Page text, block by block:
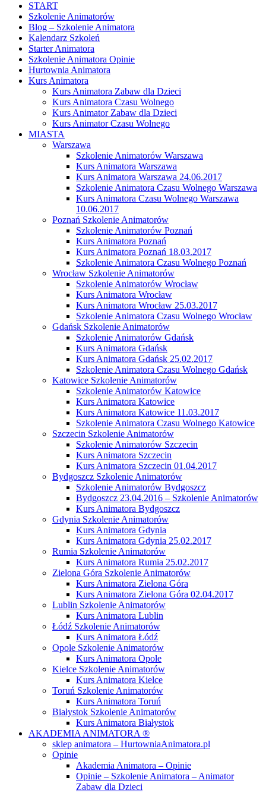
START
Szkolenie Animatorów
Blog – Szkolenie Animatora
Kalendarz Szkoleń
Starter Animatora
Szkolenie Animatora Opinie
Hurtownia Animatora
Kurs Animatora
Kurs Animatora Zabaw dla Dzieci
Kurs Animatora Czasu Wolnego
Kurs Animator Zabaw dla Dzieci
Kurs Animator Czasu Wolnego
MIASTA
Warszawa
Szkolenie Animatorów Warszawa
Kurs Animatora Warszawa
Kurs Animatora Warszawa 24.06.2017
Szkolenie Animatora Czasu Wolnego Warszawa
Kurs Animatora Czasu Wolnego Warszawa
10.06.2017
Poznań Szkolenie Animatorów
Szkolenie Animatorów Poznań
Kurs Animatora Poznań
Kurs Animatora Poznań 18.03.2017
Szkolenie Animatora Czasu Wolnego Poznań
Wrocław Szkolenie Animatorów
Szkolenie Animatorów Wrocław
Kurs Animatora Wrocław
Kurs Animatora Wrocław 25.03.2017
Szkolenie Animatora Czasu Wolnego Wrocław
Gdańsk Szkolenie Animatorów
Szkolenie Animatorów Gdańsk
Kurs Animatora Gdańsk
Kurs Animatora Gdańsk 25.02.2017
Szkolenie Animatora Czasu Wolnego Gdańsk
Katowice Szkolenie Animatorów
Szkolenie Animatorów Katowice
Kurs Animatora Katowice
Kurs Animatora Katowice 11.03.2017
Szkolenie Animatora Czasu Wolnego Katowice
Szczecin Szkolenie Animatorów
Szkolenie Animatorów Szczecin
Kurs Animatora Szczecin
Kurs Animatora Szczecin 01.04.2017
Bydgoszcz Szkolenie Animatorów
Szkolenie Animatorów Bydgoszcz
Bydgoszcz 23.04.2016 – Szkolenie Animatorów
Kurs Animatora Bydgoszcz
Gdynia Szkolenie Animatorów
Kurs Animatora Gdynia
Kurs Animatora Gdynia 25.02.2017
Rumia Szkolenie Animatorów
Kurs Animatora Rumia 25.02.2017
Zielona Góra Szkolenie Animatorów
Kurs Animatora Zielona Góra
Kurs Animatora Zielona Góra 02.04.2017
Lublin Szkolenie Animatorów
Kurs Animatora Lublin
Łódź Szkolenie Animatorów
Kurs Animatora Łódź
Opole Szkolenie Animatorów
Kurs Animatora Opole
Kielce Szkolenie Animatorów
Kurs Animatora Kielce
Toruń Szkolenie Animatorów
Kurs Animatora Toruń
Białystok Szkolenie Animatorów
Kurs Animatora Białystok
AKADEMIA ANIMATORA ®
sklep animatora – HurtowniaAnimatora.pl
Opinie
Akademia Animatora – Opinie
Opinie – Szkolenie Animatora – Animator
Zabaw dla Dzieci